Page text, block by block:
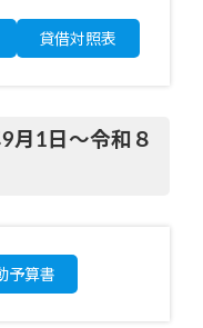
貸借対照表
月1日～令和８
予算書